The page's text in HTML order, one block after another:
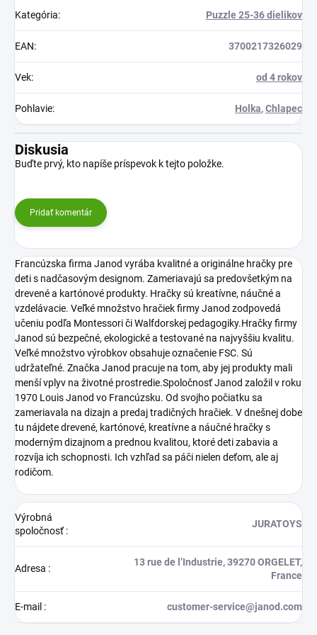
Kategória: Puzzle 25-36 dielikov
EAN: 3700217326029
Vek: od 4 rokov
Pohlavie: Holka,Chlapec
Diskusia
Buďte prvý, kto napíše príspevok k tejto položke.
Pridať komentár
Francúzska firma Janod vyrába kvalitné a originálne hračky pre
deti s nadčasovým designom. Zameriavajú sa predovšetkým na
drevené a kartónové produkty. Hračky sú kreatívne, náučné a
vzdelávacie. Veľké množstvo hračiek firmy Janod zodpovedá
učeniu podľa Montessori či Walfdorskej pedagogiky.Hračky firmy
Janod sú bezpečné, ekologické a testované na najvyššiu kvalitu.
Veľké množstvo výrobkov obsahuje označenie FSC. Sú
udržateľné. Značka Janod pracuje na tom, aby jej produkty mali
menší vplyv na životné prostredie.Spoločnosť Janod založil v roku
1970 Louis Janod vo Francúzsku. Od svojho počiatku sa
zameriavala na dizajn a predaj tradičných hračiek. V dnešnej dobe
tu nájdete drevené, kartónové, kreatívne a náučné hračky s
moderným dizajnom a prednou kvalitou, ktoré deti zabavia a
rozvíja ich schopnosti. Ich vzhľad sa páči nielen deťom, ale aj
rodičom.
Výrobná
spoločnosť:
JURATOYS
Adresa :
13 rue de l’Industrie, 39270 ORGELET,
France
E-mail : customer-service@janod.com